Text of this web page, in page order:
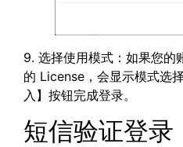
9. 选择使用模式：如果您的
的 License，会显示模式选
入】按钮完成登录。
短信验证登录